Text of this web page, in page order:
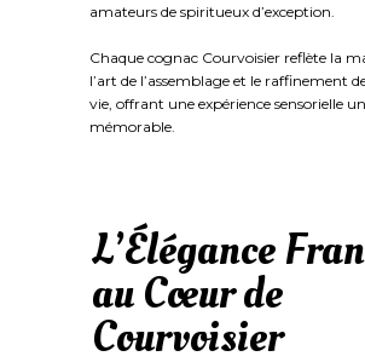
amateurs de spiritueux d’exception.
Chaque cognac Courvoisier reflète la
l’art de l’assemblage et le raffinement
vie, offrant une expérience sensorielle
mémorable.
L’Élégance
au Cœur de
Courvoisier